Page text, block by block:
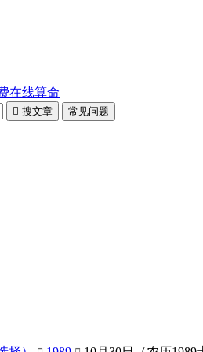
在线算命
 搜文章 常见问题